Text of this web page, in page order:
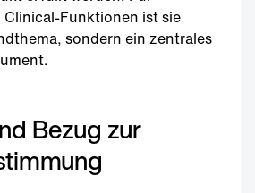
Funktionen ist sie
sondern ein zentrales
Bezug zur